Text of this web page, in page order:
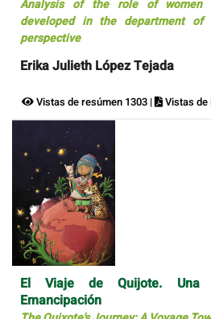
Analysis of the role of women
developed in the department of
perspective
Erika Julieth López Tejada
Vistas de resúmen 1303 | Vistas de
El Viaje de Quijote. Una
Emancipación